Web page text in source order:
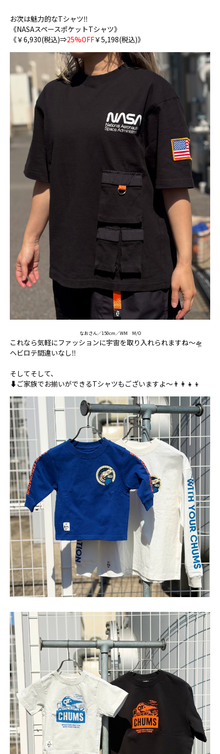
お次は魅力的なTシャツ‼️
《NASAスペースポケットTシャツ》
《￥6,930(税込)⇒25%OFF￥5,198(税込)》
なおさん／150cm／WM M/O
これなら気軽にファッションに宇宙を取り入れられますね～🛸
ヘビロテ間違いなし‼️
そしてそして、
⬇️ご家族でお揃いができるTシャツもございますよ～👨‍👩‍👧‍👦